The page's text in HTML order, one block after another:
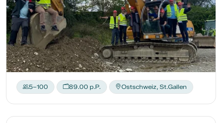
5–100 89.00 p.P. Ostschweiz, St.Gallen